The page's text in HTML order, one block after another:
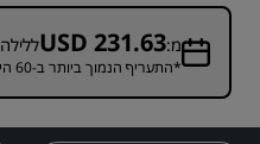
מ:USD 231.63ללילה
*התעריף הנמוך ביותר ב-60 הימים הבאים